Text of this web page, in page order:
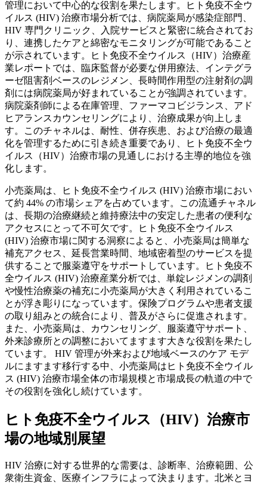
管理において中心的な役割を果たします。ヒト免疫不全ウ
イルス (HIV) 治療市場分析では、病院薬局が感染症部門、
HIV 専門クリニック、入院サービスと緊密に統合されてお
り、連携したケアと綿密なモニタリングが可能であること
が示されています。ヒト免疫不全ウイルス（HIV）治療産
業レポートでは、臨床監督が必要な併用療法、インテグラ
ーゼ阻害剤ベースのレジメン、長時間作用型の注射剤の調
剤には病院薬局が好まれていることが強調されています。
病院薬剤師による在庫管理、ファーマコビジランス、アド
ヒアランスカウンセリングにより、治療成果が向上しま
す。このチャネルは、耐性、併存疾患、および治療の最適
化を管理するために引き続き重要であり、ヒト免疫不全ウ
イルス（HIV）治療市場の見通しにおける主導的地位を強
化します。
小売薬局は、ヒト免疫不全ウイルス (HIV) 治療市場におい
て約 44% の市場シェアを占めています。この流通チャネル
は、長期の治療継続と維持療法中の安定した患者の便利な
アクセスにとって不可欠です。ヒト免疫不全ウイルス
(HIV) 治療市場に関する洞察によると、小売薬局は簡単な
補充アクセス、延長営業時間、地域密着型のサービスを提
供することで服薬遵守をサポートしています。ヒト免疫不
全ウイルス (HIV) 治療産業分析では、単錠レジメンの調剤
や慢性治療薬の補充に小売薬局が大きく利用されているこ
とが浮き彫りになっています。保険プログラムや患者支援
の取り組みとの統合により、普及がさらに促進されます。
また、小売薬局は、カウンセリング、服薬遵守サポート、
外来診療所との調整においてますます大きな役割を果たし
ています。 HIV 管理が外来および地域ベースのケア モデ
ルにますます移行する中、小売薬局はヒト免疫不全ウイル
ス (HIV) 治療市場全体の市場規模と市場成長の軌道の中で
その役割を強化し続けています。
ヒト免疫不全ウイルス（HIV）治療市
場の地域別展望
HIV 治療に対する世界的な需要は、診断率、治療範囲、公
衆衛生資金、医療インフラによって決まります。北米とヨ